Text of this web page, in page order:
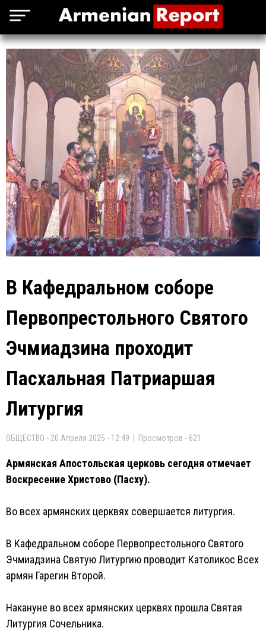
В Кафедральном соборе
Первопрестольного Святого
Эчмиадзина проходит
Пасхальная Патриаршая
Литургия
ОБЩЕСТВО - 20 Апреля 2025 - 12:49 | Просмотров - 621
Армянская Апостольская церковь сегодня отмечает
Воскресение Христово (Пасху).
Во всех армянских церквях совершается литургия.
В Кафедральном соборе Первопрестольного Святого
Эчмиадзина Святую Литургию проводит Католикос Всех
армян Гарегин Второй.
Накануне во всех армянских церквях прошла Святая
Литургия Сочельника.